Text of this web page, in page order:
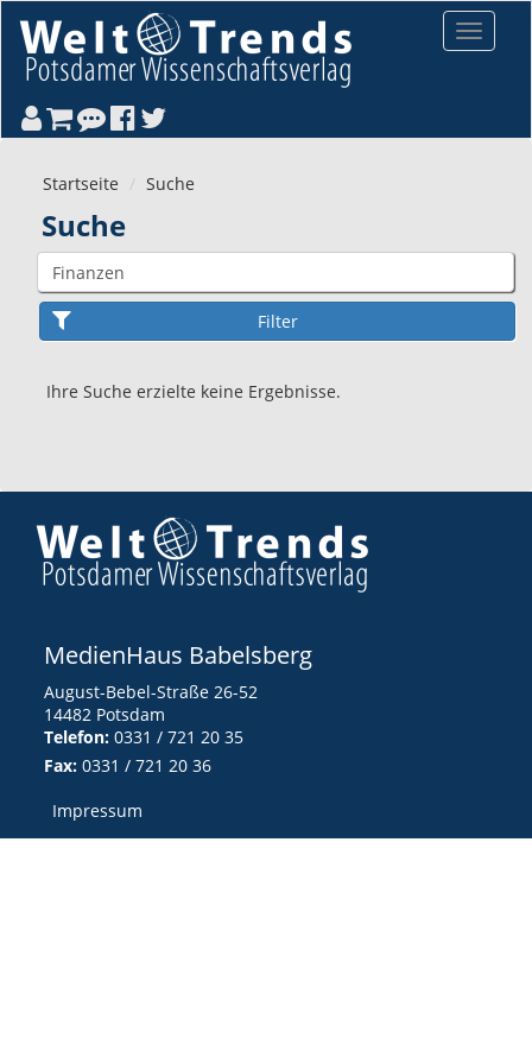
Toggle
Startseite Suche
Suche
Ihre Suche erzielte keine Ergebnisse.
MedienHaus Babelsberg
August-Bebel-Straße 26-52
14482 Potsdam
Telefon: 0331 / 721 20 35
Fax: 0331 / 721 20 36
Impressum